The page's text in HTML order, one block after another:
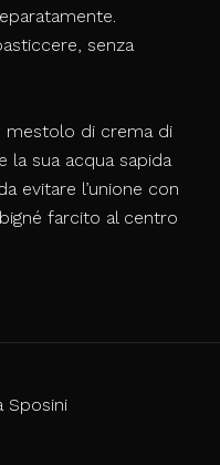
senza
mestolo di crema di
la sua acqua sapida
evitare l’unione con
farcito al centro
Sposini